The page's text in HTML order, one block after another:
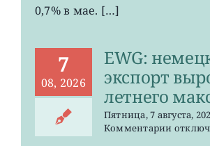
0,7% в мае. […]
7
08, 2026
EWG:
экспорт
летнего
Пятница, 7 августа,
Комментариик